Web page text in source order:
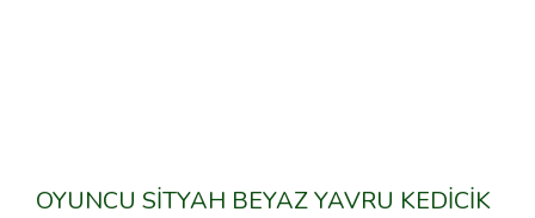
OYUNCU SİTYAH BEYAZ YAVRU KEDİCİK